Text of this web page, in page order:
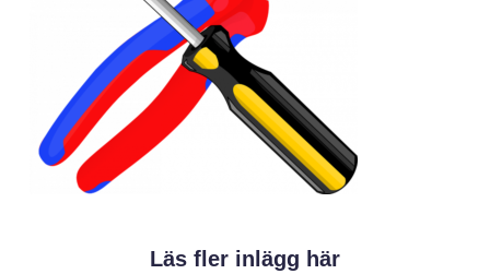
Läs fler inlägg här